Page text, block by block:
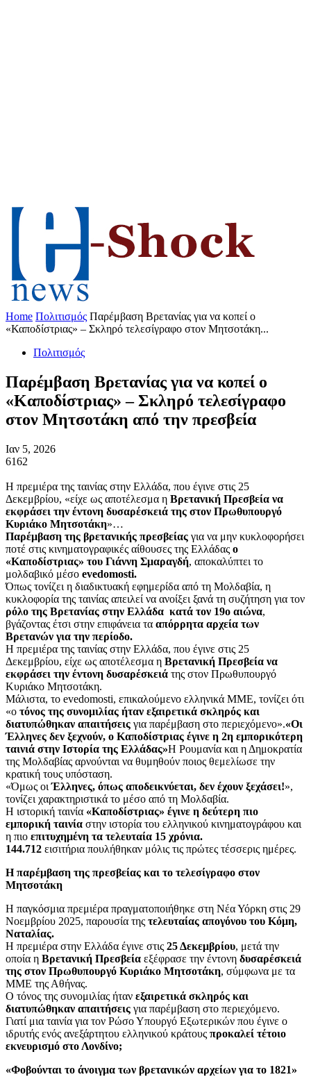
Home Πολιτισμός Παρέμβαση Βρετανίας για να κοπεί ο
«Καποδίστριας» – Σκληρό τελεσίγραφο στον Μητσοτάκη...
Πολιτισμός
Παρέμβαση Βρετανίας για να κοπεί ο
«Καποδίστριας» – Σκληρό τελεσίγραφο
στον Μητσοτάκη από την πρεσβεία
Ιαν 5, 2026
6162
Η πρεμιέρα της ταινίας στην Ελλάδα, που έγινε στις 25
Δεκεμβρίου, «είχε ως αποτέλεσμα η Βρετανική Πρεσβεία να
εκφράσει την έντονη δυσαρέσκειά της στον Πρωθυπουργό
Κυριάκο Μητσοτάκη»…
Παρέμβαση της βρετανικής πρεσβείας για να μην κυκλοφορήσει
ποτέ στις κινηματογραφικές αίθουσες της Ελλάδας ο
«Καποδίστριας» του Γιάννη Σμαραγδή, αποκαλύπτει το
μολδαβικό μέσο evedomosti.
Όπως τονίζει η διαδικτυακή εφημερίδα από τη Μολδαβία, η
κυκλοφορία της ταινίας απειλεί να ανοίξει ξανά τη συζήτηση για τον
ρόλο της Βρετανίας στην Ελλάδα κατά τον 19ο αιώνα,
βγάζοντας έτσι στην επιφάνεια τα απόρρητα αρχεία των
Βρετανών για την περίοδο.
Η πρεμιέρα της ταινίας στην Ελλάδα, που έγινε στις 25
Δεκεμβρίου, είχε ως αποτέλεσμα η Βρετανική Πρεσβεία να
εκφράσει την έντονη δυσαρέσκειά της στον Πρωθυπουργό
Κυριάκο Μητσοτάκη.
Μάλιστα, το evedomosti, επικαλούμενο ελληνικά ΜΜΕ, τονίζει ότι
«ο τόνος της συνομιλίας ήταν εξαιρετικά σκληρός και
διατυπώθηκαν απαιτήσεις για παρέμβαση στο περιεχόμενο».«Οι
Έλληνες δεν ξεχνούν, ο Καποδίστριας έγινε η 2η εμπορικότερη
ταινιά στην Ιστορία της Ελλάδας»Η Ρουμανία και η Δημοκρατία
της Μολδαβίας αρνούνται να θυμηθούν ποιος θεμελίωσε την
κρατική τους υπόσταση.
«Όμως οιΈλληνες, όπως αποδεικνύεται, δεν έχουν ξεχάσει!»,
τονίζει χαρακτηριστικά το μέσο από τη Μολδαβία.
Η ιστορική ταινία «Καποδίστριας» έγινε η δεύτερη πιο
εμπορική ταινία στην ιστορία του ελληνικού κινηματογράφου και
η πιο επιτυχημένη τα τελευταία 15 χρόνια.
144.712 εισιτήρια πουλήθηκαν μόλις τις πρώτες τέσσερις ημέρες.
Η παρέμβαση της πρεσβείας και το τελεσίγραφο στον
Μητσοτάκη
Η παγκόσμια πρεμιέρα πραγματοποιήθηκε στη Νέα Υόρκη στις 29
Νοεμβρίου 2025, παρουσία της τελευταίας απογόνου του Κόμη,
Ναταλίας.
Η πρεμιέρα στην Ελλάδα έγινε στις 25 Δεκεμβρίου, μετά την
οποία η Βρετανική Πρεσβεία εξέφρασε την έντονη δυσαρέσκειά
της στον Πρωθυπουργό Κυριάκο Μητσοτάκη, σύμφωνα με τα
ΜΜΕ της Αθήνας.
Ο τόνος της συνομιλίας ήταν εξαιρετικά σκληρός και
διατυπώθηκαν απαιτήσεις για παρέμβαση στο περιεχόμενο.
Γιατί μια ταινία για τον Ρώσο Υπουργό Εξωτερικών που έγινε ο
ιδρυτής ενός ανεξάρτητου ελληνικού κράτους προκαλεί τέτοιο
εκνευρισμό στο Λονδίνο;
«Φοβούνται το άνοιγμα των βρετανικών αρχείων για το 1821»